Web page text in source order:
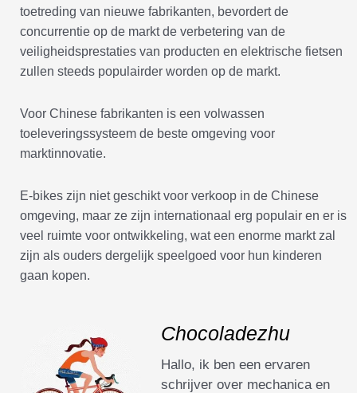
toetreding van nieuwe fabrikanten, bevordert de
concurrentie op de markt de verbetering van de
veiligheidsprestaties van producten en elektrische fietsen
zullen steeds populairder worden op de markt.
Voor Chinese fabrikanten is een volwassen
toeleveringssysteem de beste omgeving voor
marktinnovatie.
E-bikes zijn niet geschikt voor verkoop in de Chinese
omgeving, maar ze zijn internationaal erg populair en er is
veel ruimte voor ontwikkeling, wat een enorme markt zal
zijn als ouders dergelijk speelgoed voor hun kinderen
gaan kopen.
Chocoladezhu
Hallo, ik ben een ervaren
schrijver over mechanica en